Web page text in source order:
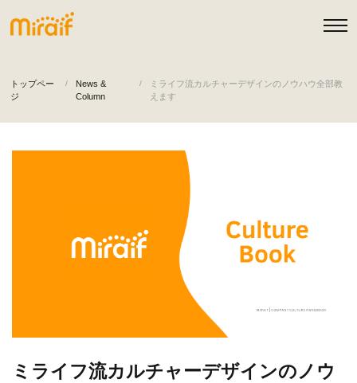
トップペー
ジ
News &
Column
ミライフ流カルチャーデザインのノウハウ全部教
えます
ミライフ流カルチャーデザインのノウ